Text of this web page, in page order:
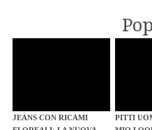
JEANS CON RICAMI
PITTI